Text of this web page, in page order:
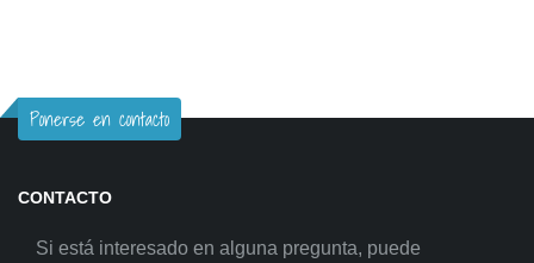
Ponerse en contacto
CONTACTO
Si está interesado en alguna pregunta, puede